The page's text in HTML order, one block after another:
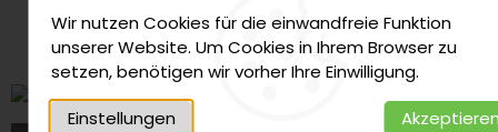
Wir nutzen Cookies für die einwandfreie Funktion
unserer Website. Um Cookies in Ihrem Browser zu
setzen, benötigen wir vorher Ihre Einwilligung.
Einstellungen
Lieferkettenunterbrechungen sind
aktuell keine Verkäufe über
unseren Online-Shop möglich.
Fahrzeuge oder Anlagen